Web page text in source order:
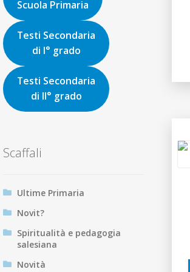
Scuola Primaria
Testi Secondaria
di I° grado
Testi Secondaria
di II° grado
Scaffali
Ultime Primaria
Novit?
Spiritualità e pedagogia
salesiana
Novità